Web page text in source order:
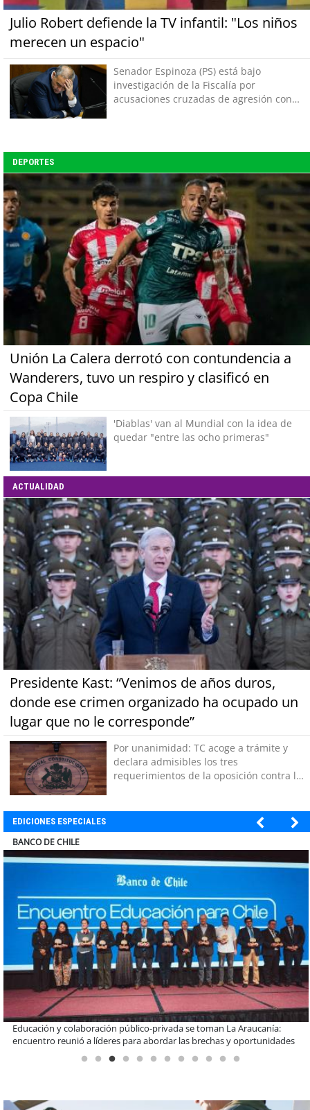
Julio Robert defiende la TV infantil: "Los niños
merecen un espacio"
Senador Espinoza (PS) está bajo
investigación de la Fiscalía por
acusaciones cruzadas de agresión con
DEPORTES
Unión La Calera derrotó con contundencia a
Wanderers, tuvo un respiro y clasificó en
Copa Chile
'Diablas' van al Mundial con la idea de
quedar "entre las ocho primeras"
ACTUALIDAD
Presidente Kast: “Venimos de años duros,
donde ese crimen organizado ha ocupado un
lugar que no le corresponde”
Por unanimidad: TC acoge a trámite y
declara admisibles los tres
requerimientos de la oposición contra la
EDICIONES ESPECIALES
ELECTROLUX
Claves para comprar electrodomésticos durante el Black Sale